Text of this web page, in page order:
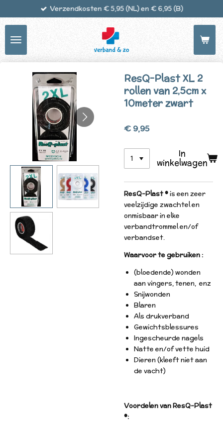
de
hoofdinhoud
Verzendkosten € 5,95 (NL) en € 6,95 (B)
ResQ-Plast XL 2
rollen van 2,5cm x
10meter zwart
€ 9,95
In
winkelwagen
ResQ-Plast ®is een zeer
veelzijdige zwachtel en
onmisbaar in elke
verbandtrommel en/of
verbandset.
Waarvoor te gebruiken :
(bloedende) wonden
aan vingers, tenen, enz
Snijwonden
Blaren
Als drukverband
Gewichtsblessures
Ingescheurde nagels
Natte en/of vette huid
Dieren (kleeft niet aan
de vacht)
Voordelen van ResQ-Plast
®: